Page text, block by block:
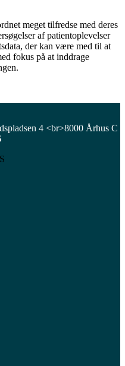
meget tilfredse med deres
af patientoplevelser
der kan være med til at
fokus på at inddrage
4 <br>8000 Århus C